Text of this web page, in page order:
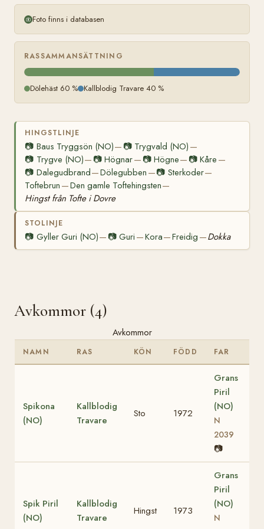
Foto finns i databasen
RASSAMMANSÄTTNING
Dölehäst 60 % Kallblodig Travare 40 %
HINGSTLINJE
📷 Baus Tryggsön (NO)— 📷 Trygvald (NO) —
📷 Trygve (NO)— 📷Högnar— 📷 Högne— 📷 Kåre —
📷 Dalegudbrand—Dölegubben —📷 Sterkoder—
Toftebrun —Den gamle Toftehingsten—
Hingst från Tofte i Dovre
STOLINJE
📷 Gyller Guri (NO)— 📷Guri —Kora—Freidig —Dokka
Avkommor (4)
Avkommor
NAMN RAS KÖN FÖDD FAR
Spikona
(NO)
Kallblodig
Travare
Sto 1972
Grans
Piril
(NO)
N
2039
📷
Spik Piril
(NO)
Kallblodig
Travare
Hingst 1973
Grans
Piril
(NO)
N